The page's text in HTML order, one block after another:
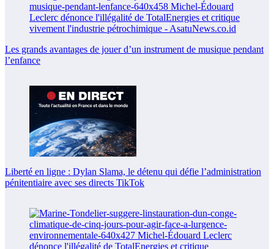
Les grands avantages de jouer d’un instrument de musique pendant
l’enfance
Liberté en ligne : Dylan Slama, le détenu qui défie l’administration
pénitentiaire avec ses directs TikTok